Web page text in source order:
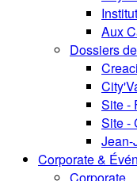
Aux
Dossiers
Site -
Site -
Jean-
Corporate &